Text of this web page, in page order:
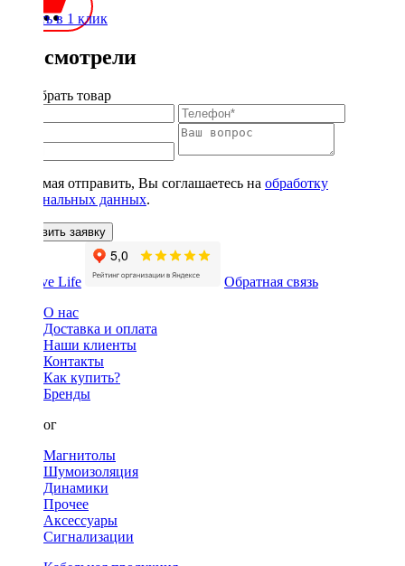
Купить в 1 клик
Вы смотрели
Подобрать товар
Нажимая отправить, Вы соглашаетесь на обработку
персональных данных.
Оставить заявку
Обратная связь
О нас
Доставка и оплата
Наши клиенты
Контакты
Как купить?
Бренды
Каталог
Магнитолы
Шумоизоляция
Динамики
Прочее
Аксессуары
Сигнализации